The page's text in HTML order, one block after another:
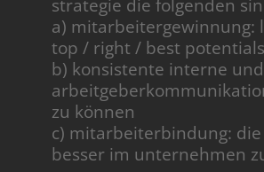
strategie die folgenden
a) mitarbeitergewinnung:
top / right / best
b) konsistente interne
zu können
c) mitarbeiterbindung:
besser im unternehmen